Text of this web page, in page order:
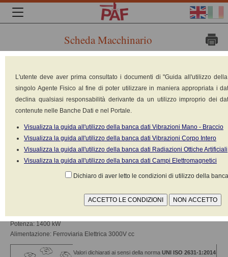
Scheda Macchinario
Tipologia: Treni, mezzi di trasporto a rotaia
Potenza: 1400 kW
Alimentazione: Ferroviaria Elettrica 3000V cc
Valori dichiarati ai sensi della norma UNI ISO 2631-1:2014
L'utente deve aver prima consultato i documenti di "Guida all'utilizzo
singolo Agente Fisico al fine di poter utilizzare in maniera appropriata i
declina qualsiasi responsabilità derivante da un utilizzo improprio dei
contenute nelle Banche Dati e nel Portale.
Visualizza la guida all'utilizzo della banca dati Vibrazioni Mano - Braccio
Visualizza la guida all'utilizzo della banca dati Vibrazioni Corpo Intero
Visualizza la guida all'utilizzo della banca dati Radiazioni Ottiche Artificiali
Visualizza la guida all'utilizzo della banca dati Campi Elettromagnetici
Dichiaro di aver letto le condizioni di utilizzo della